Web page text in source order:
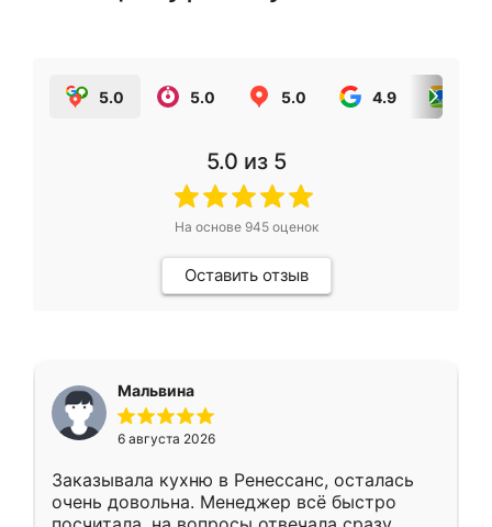
5.0 5.0 5.0 4.9
5.0 из 5
На основе 945оценок
Оставить отзыв
Мальвина
6 августа 2026
Заказывала кухню в Ренессанс, осталась
очень довольна. Менеджер всё быстро